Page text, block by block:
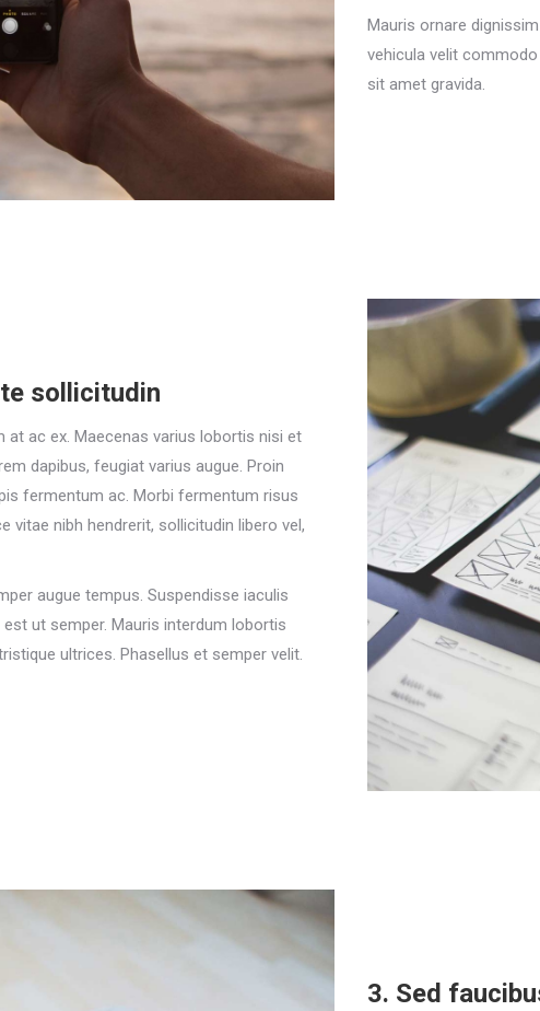
Mauris ornare
vehicula velit
sit amet gravida.
sollicitudin
ac ex. Maecenas varius lobortis nisi et
dapibus, feugiat varius augue. Proin
fermentum ac. Morbi fermentum risus
vitae nibh hendrerit, sollicitudin libero vel,
augue tempus. Suspendisse iaculis
ut semper. Mauris interdum lobortis
ultrices. Phasellus et semper velit.
3. Sed